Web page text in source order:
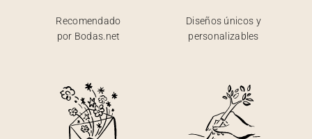
Recomendado
por Bodas.net
Diseños únicos y
personalizables